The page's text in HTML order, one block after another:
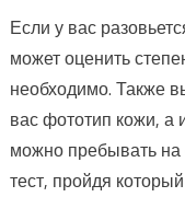
Если у вас
может оценить
необходимо. Также
вас фототип кожи, а
можно пребывать
тест, пройдя